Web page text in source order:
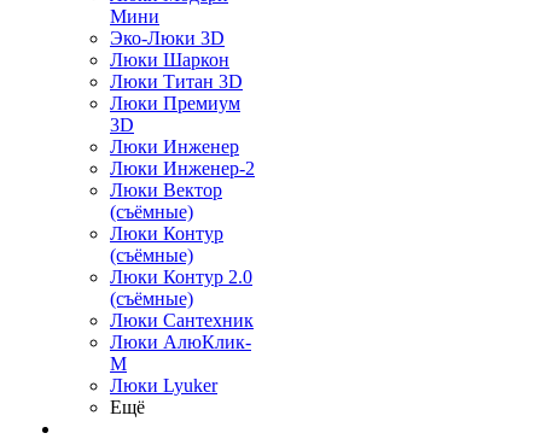
Мини
Эко-Люки 3D
Люки Шаркон
Люки Титан 3D
Люки Премиум
3D
Люки Инженер
Люки Инженер-2
Люки Вектор
(съёмные)
Люки Контур
(съёмные)
Люки Контур 2.0
(съёмные)
Люки Сантехник
Люки АлюКлик-
М
Люки Lyuker
Ещё